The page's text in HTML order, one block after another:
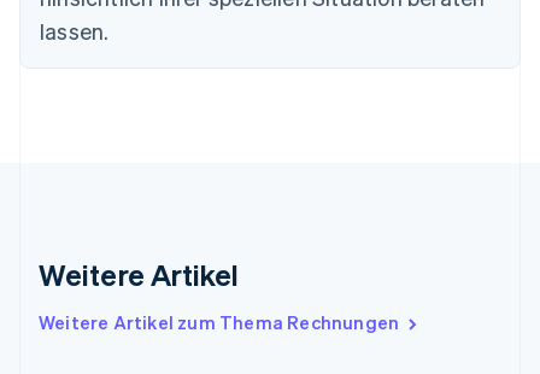
lassen.
Weitere Artikel
Weitere Artikel zum Thema Rechnungen
Estland
English
English
Indien
English